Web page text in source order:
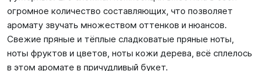
огромное количество составляющих, что позволяет
аромату звучать множеством оттенков и нюансов.
Свежие пряные и тёплые сладковатые пряные ноты,
ноты фруктов и цветов, ноты кожи дерева, всё сплелось
в этом аромате в причудливый букет.